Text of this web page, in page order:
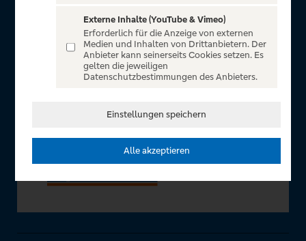
Service für alle Kunden der Sparda-Banken. Auf unserem
einzigartigen Portal finden Sie Tickets für atemberaubende
Konzerte, Musicals und Shows, die Fußball-Bundesliga sowie
die Champions League und die Europa League.
In Zusammenarbeit mit
Externe Inhalte (YouTube & Vimeo)
Erforderlich für die Anzeige von externen
Medien und Inhalten von Drittanbietern. Der
Anbieter kann seinerseits Cookies setzen. Es
gelten die jeweiligen
Datenschutzbestimmungen des Anbieters.
Einstellungen speichern
Alle akzeptieren